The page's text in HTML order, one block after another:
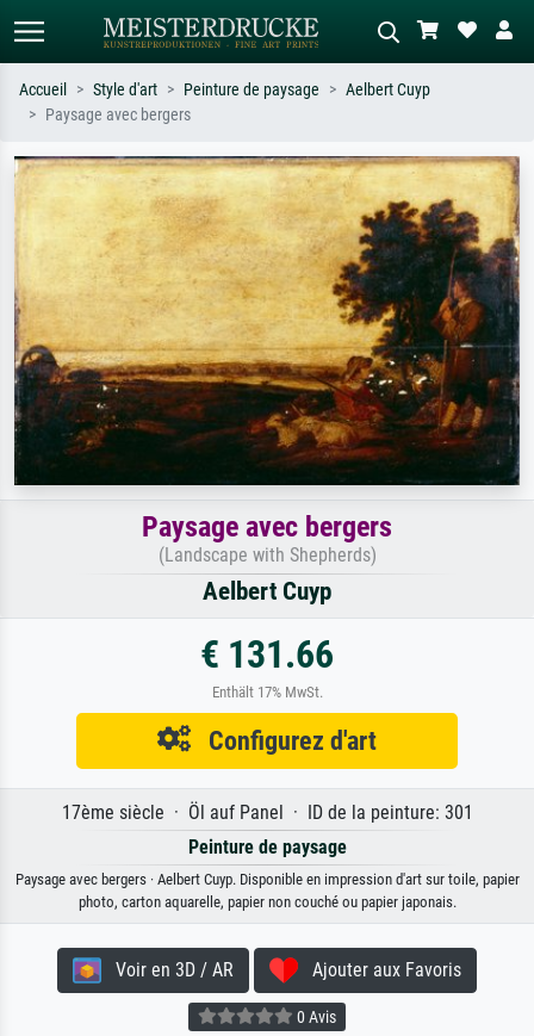
Recherchez par artiste, titre ou style –
ex. Monet, Nuit étoilée,
impressionnisme, vague de Hokusai,
nu.
Décrivez la scène – ex. prairie verte,
abstrait avec beaucoup de rouge,
tableau sombre, nu debout près d'un
arbre.
Accueil Style d'art Peinture de paysage
Aelbert Cuyp
Paysage avec bergers
Paysage avec bergers
(Landscape with Shepherds)
Aelbert Cuyp
€ 131.66
Enthält 17% MwSt.
Configurez d'art
17ème siècle · Öl auf Panel · ID de la peinture: 301
Peinture de paysage
Paysage avec bergers · Aelbert Cuyp. Disponible en impression d'art sur toile, papier
photo, carton aquarelle, papier non couché ou papier japonais.
Voir en 3D / AR Ajouter aux Favoris
0 Avis